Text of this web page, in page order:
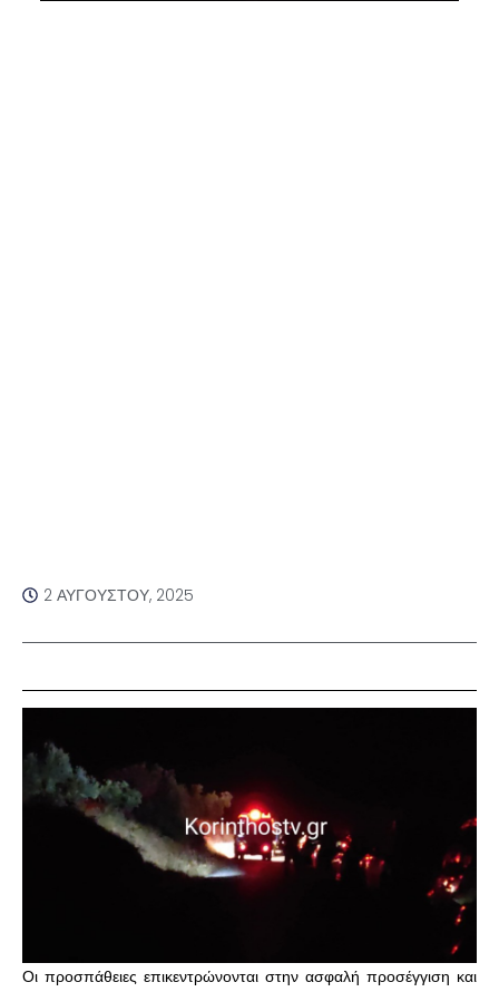
2 ΑΥΓΟΎΣΤΟΥ, 2025
Οι προσπάθειες επικεντρώνονται στην ασφαλή προσέγγιση και